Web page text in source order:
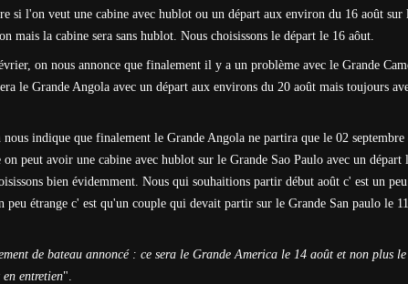
si l'on veut une cabine avec hublot ou un départ aux environ du 16 août sur
mais la cabine sera sans hublot. Nous choisissons le départ le 16 aôut.
on nous annonce que finalement il y a un problème avec le Grande
le Grande Angola avec un départ aux environs du 20 août mais toujours
nous indique que finalement le Grande Angola ne partira que le 02
on peut avoir une cabine avec hublot sur le Grande Sao Paulo avec un départ
bien évidemment. Nous qui souhaitions partir début août c' est un
peu étrange c' est qu'un couple qui devait partir sur le Grande San paulo le
de bateau annoncé : ce sera le Grande America le 14 août et non plus
entretien".